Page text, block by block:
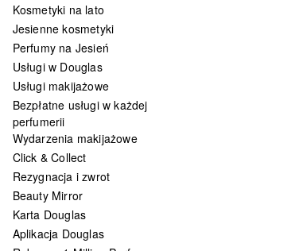
Kosmetyki na lato
Jesienne kosmetyki
Perfumy na Jesień
Usługi w Douglas
Usługi makijażowe
Bezpłatne usługi w każdej
perfumerii
Wydarzenia makijażowe
Click & Collect
Rezygnacja i zwrot
Beauty Mirror
Karta Douglas
Aplikacja Douglas